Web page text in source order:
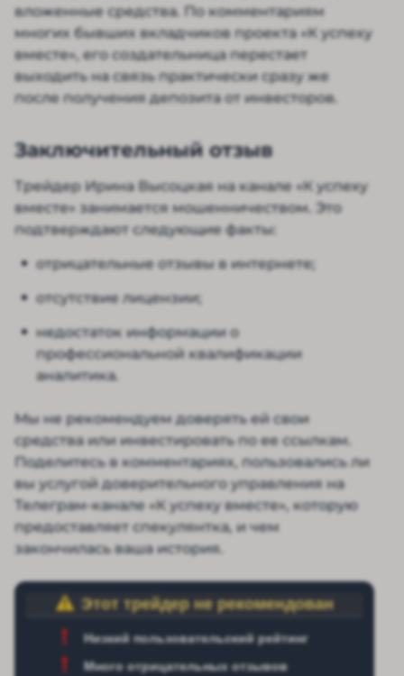
вложенные средства. По комментариям
многих бывших вкладчиков проекта «К успеху
вместе», его создательница перестает
выходить на связь практически сразу же
после получения депозита от инвесторов.
Заключительный отзыв
Трейдер Ирина Высоцкая на канале «К успеху
вместе» занимается мошенничеством. Это
подтверждают следующие факты:
отрицательные отзывы в интернете;
отсутствие лицензии;
недостаток информации о
профессиональной квалификации
аналитика.
Мы не рекомендуем доверять ей свои
средства или инвестировать по ее ссылкам.
Поделитесь в комментариях, пользовались ли
вы услугой доверительного управления на
Телеграм-канале «К успеху вместе», которую
предоставляет спекулянтка, и чем
закончилась ваша история.
Этот трейдер не рекомендован
Низкий пользовательский рейтинг
Много отрицательных отзывов